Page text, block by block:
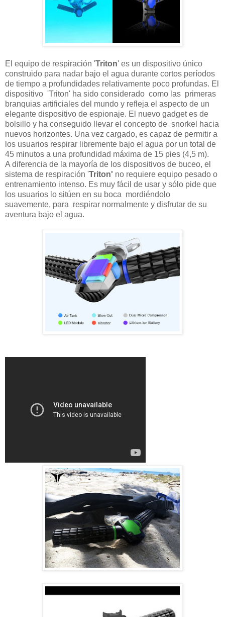
El equipo de respiración 'Triton' es un dispositivo único
construido para nadar bajo el agua durante cortos períodos
de tiempo a profundidades relativamente poco profundas. El
dispositivo 'Triton' ha sido considerado como las primeras
branquias artificiales del mundo y refleja el aspecto de un
elegante dispositivo de espionaje. El nuevo gadget es de
bolsillo y ha conseguido llevar el concepto de snorkel hacia
nuevos horizontes. Una vez cargado, es capaz de permitir a
los usuarios respirar libremente bajo el agua por un total de
45 minutos a una profundidad máxima de 15 pies (4,5 m).
A diferencia de la mayoría de los dispositivos de buceo, el
sistema de respiración 'Triton' no requiere equipo pesado o
entrenamiento intenso. Es muy fácil de usar y sólo pide que
los usuarios lo sitúen en su boca mordiéndolo
suavemente, para respirar normalmente y disfrutar de su
aventura bajo el agua.